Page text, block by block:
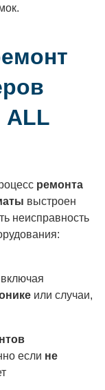
ALL
ремонта
выстроен
неисправность
или случаи,
если не